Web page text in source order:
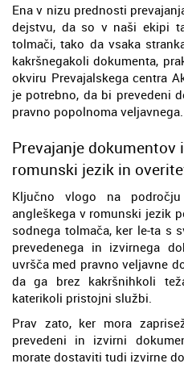
Ena v nizu prednosti
dejstvu, da so v naši ekipi
tolmači, tako da vsaka
kakršnegakoli dokumenta,
okviru Prevajalskega centra
je potrebno, da bi prevedeni
pravno popolnoma veljavnega.
Prevajanje dokumentov
romunski jezik in
Ključno vlogo na
angleškega v romunski jezik
sodnega tolmača, ker le-ta s
prevedenega in izvirnega
uvršča med pravno veljavne
da ga brez kakršnihkoli
katerikoli pristojni službi.
Prav zato, ker mora
prevedeni in izvirni
morate dostaviti tudi izvirne